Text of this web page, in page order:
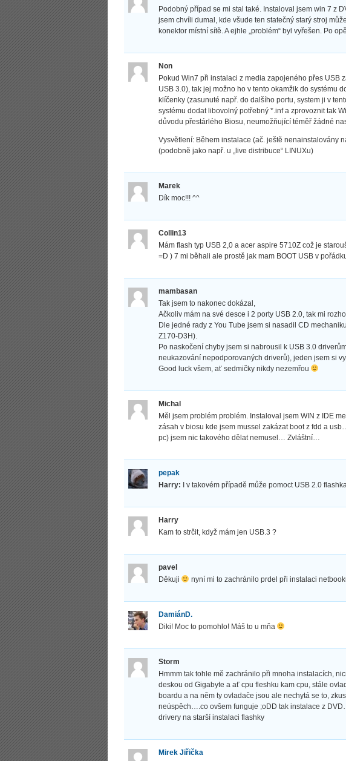
Podobný případ se mi stal také. Instaloval jsem win 7 z
jsem chvíli dumal, kde všude ten statečný starý stroj
konektor místní sítě. A ejhle „problém“ byl vyřešen. Po
Non
Pokud Win7 při instalaci z media zapojeného přes USB
USB 3.0), tak jej možno ho v tento okamžik do systému
klíčenky (zasunuté např. do dalšího portu, system ji v
systému dodat libovolný potřebný *.inf a zprovoznit tak
důvodu přestárlého Biosu, neumožňující téměř žádné
Vysvětlení: Během instalace (ač. ještě nenainstalovány
(podobně jako např. u „live distribuce“ LINUXu)
Marek
Dík moc!!! ^^
Collin13
Mám flash typ USB 2,0 a acer aspire 5710Z což je
=D ) 7 mi běhali ale prostě jak mam BOOT USB v
mambasan
Tak jsem to nakonec dokázal,
Ačkoliv mám na své desce i 2 porty USB 2.0, tak mi
Dle jedné rady z You Tube jsem si nasadil CD
Z170-D3H).
Po naskočení chyby jsem si nabrousil k USB 3.0
neukazování nepodporovaných driverů), jeden jsem si
Good luck všem, ať sedmičky nikdy nezemřou
Michal
Měl jsem problém problém. Instaloval jsem WIN z IDE
zásah v biosu kde jsem mussel zakázat boot z fdd a
pc) jsem nic takového dělat nemusel… Zvláštní…
pepak
Harry: I v takovém případě může pomoct USB 2.0
Harry
Kam to strčit, když mám jen USB.3 ?
pavel
Děkuji nyní mi to zachránilo prdel při instalaci
DamiánD.
Diki! Moc to pomohlo! Máš to u mňa
Storm
Hmmm tak tohle mě zachránilo při mnoha instalacích,
deskou od Gigabyte a ať cpu fleshku kam cpu, stále
boardu a na něm ty ovladače jsou ale nechytá se to,
neúspěch….co ovšem funguje ;oDD tak instalace z
drivery na starší instalaci flashky
Mirek Jiřička